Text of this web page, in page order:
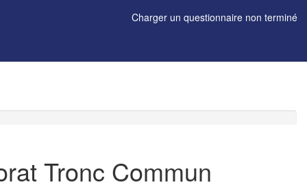
Charger un questionnaire non terminé
Tronc Commun